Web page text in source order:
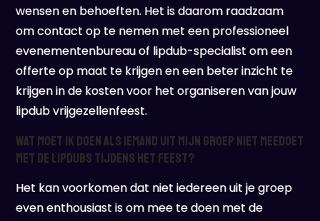
wensen en behoeften. Het is daarom raadzaam
om contact op te nemen met een professioneel
evenementenbureau of lipdub-specialist om een
offerte op maat te krijgen en een beter inzicht te
krijgen in de kosten voor het organiseren van jouw
lipdub vrijgezellenfeest.
Wat moet ik doen als iemand uit mijn groep niet meedoet
met de lipdubs tijdens het feest?
Het kan voorkomen dat niet iedereen uit je groep
even enthousiast is om mee te doen met de